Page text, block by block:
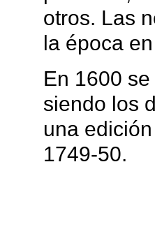
otros. Las
la época
En 1600
siendo los
una
1749-50.